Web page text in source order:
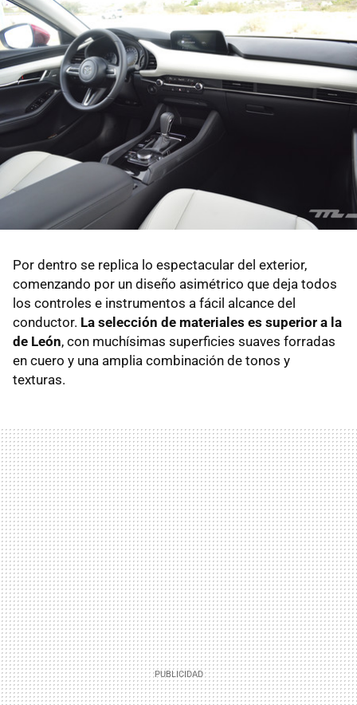
Por dentro se replica lo espectacular del exterior,
comenzando por un diseño asimétrico que deja todos
los controles e instrumentos a fácil alcance del
conductor. La selección de materiales es superior a la
de León, con muchísimas superficies suaves forradas
en cuero y una amplia combinación de tonos y
texturas.